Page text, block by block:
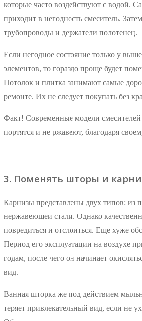
которые часто воздействуют с водой.
приходит в негодность смеситель.
трубопроводы и держатели полотенец.
Если негодное состояние только у
элементов, то гораздо проще будет
Потолок и плитка занимают самые
ремонте. Их не следует покупать без
Факт! Современные модели смесителей
портятся и не ржавеют, благодаря
3. Поменять шторы и
Карнизы представлены двух типов: из
нержавеющей стали. Однако
повредиться и отслоиться. Еще хуже
Период его эксплуатации на воздухе
годам, после чего он начинает
вид.
Ванная шторка же под действием
теряет привлекательный вид, если не